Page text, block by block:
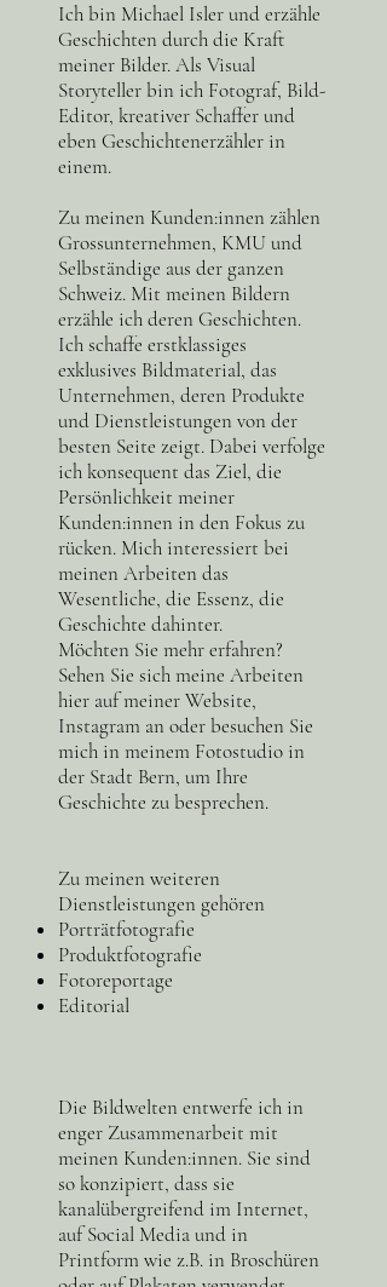
Ich bin Michael Isler und erzähle
Geschichten durch die Kraft
meiner Bilder. Als Visual
Storyteller bin ich Fotograf, Bild-
Editor, kreativer Schaffer und
eben Geschichtenerzähler in
einem.
Zu meinen Kunden:innen zählen
Grossunternehmen, KMU und
Selbständige aus der ganzen
Schweiz. Mit meinen Bildern
erzähle ich deren Geschichten.
Ich schaffe erstklassiges
exklusives Bildmaterial, das
Unternehmen, deren Produkte
und Dienstleistungen von der
besten Seite zeigt. Dabei verfolge
ich konsequent das Ziel, die
Persönlichkeit meiner
Kunden:innen in den Fokus zu
rücken. Mich interessiert bei
meinen Arbeiten das
Wesentliche, die Essenz, die
Geschichte dahinter.
Möchten Sie mehr erfahren?
Sehen Sie sich meine Arbeiten
hier auf meiner Website,
Instagram an oder besuchen Sie
mich in meinem Fotostudio in
der Stadt Bern, um Ihre
Geschichte zu besprechen.
Zu meinen weiteren
Dienstleistungen gehören
Porträtfotografie
Produktfotografie
Fotoreportage
Editorial
Die Bildwelten entwerfe ich in
enger Zusammenarbeit mit
meinen Kunden:innen. Sie sind
so konzipiert, dass sie
kanalübergreifend im Internet,
auf Social Media und in
Printform wie z.B. in Broschüren